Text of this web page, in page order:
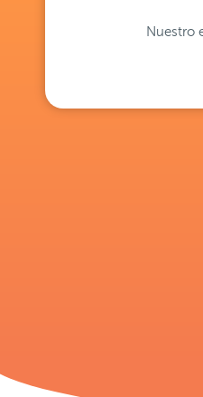
Nuestro